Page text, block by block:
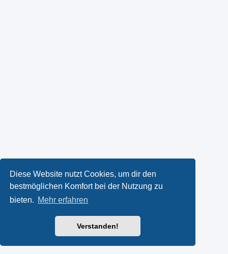
Diese Website nutzt Cookies, um dir den
bestmöglichen Komfort bei der Nutzung zu
bieten. Mehr erfahren
Verstanden!